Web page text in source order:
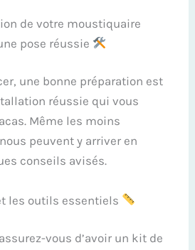
de votre moustiquaire
pose réussie
une bonne préparation est
réussie qui vous
Même les moins
peuvent y arriver en
conseils avisés.
les outils essentiels
vous d’avoir un kit de